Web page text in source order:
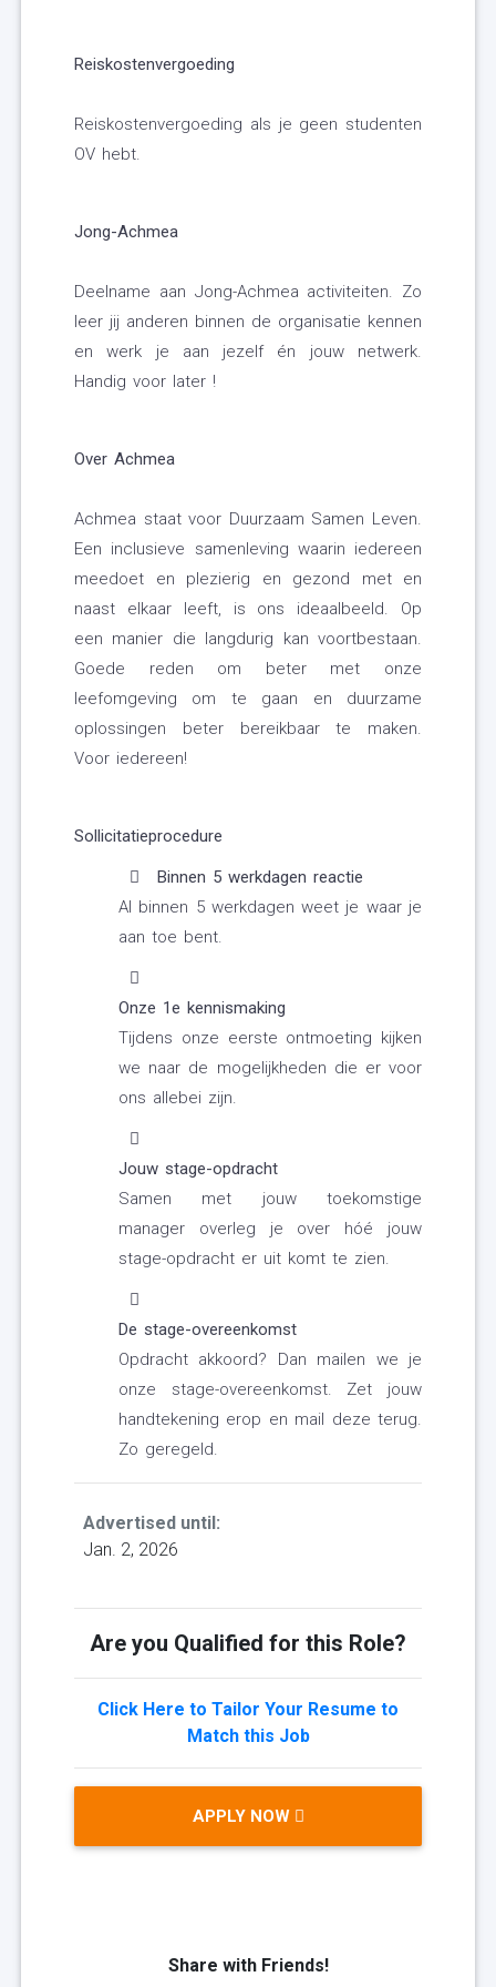
Reiskostenvergoeding
Reiskostenvergoeding als je geen studenten
OV hebt.
Jong-Achmea
Deelname aan Jong-Achmea activiteiten. Zo
leer jij anderen binnen de organisatie kennen
en werk je aan jezelf én jouw netwerk.
Handig voor later !
Over Achmea
Achmea staat voor Duurzaam Samen Leven.
Een inclusieve samenleving waarin iedereen
meedoet en plezierig en gezond met en
naast elkaar leeft, is ons ideaalbeeld. Op
een manier die langdurig kan voortbestaan.
Goede reden om beter met onze
leefomgeving om te gaan en duurzame
oplossingen beter bereikbaar te maken.
Voor iedereen!
Sollicitatieprocedure
Binnen 5 werkdagen reactie
Al binnen 5 werkdagen weet je waar je
aan toe bent.
Onze 1e kennismaking
Tijdens onze eerste ontmoeting kijken
we naar de mogelijkheden die er voor
ons allebei zijn.
Jouw stage-opdracht
Samen met jouw toekomstige
manager overleg je over hóé jouw
stage-opdracht er uit komt te zien.
De stage-overeenkomst
Opdracht akkoord? Dan mailen we je
onze stage-overeenkomst. Zet jouw
handtekening erop en mail deze terug.
Zo geregeld.
Advertised until:
Jan. 2, 2026
Are you Qualified for this Role?
Click Here to Tailor Your Resume to
Match this Job
APPLY NOW
Share with Friends!